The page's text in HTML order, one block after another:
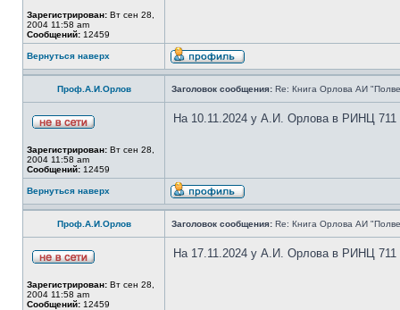
Зарегистрирован: Вт сен 28,
2004 11:58 am
Сообщений: 12459
Вернуться наверх
Проф.А.И.Орлов Заголовок сообщения: Re: Книга Орлова АИ
Зарегистрирован: Вт сен 28,
2004 11:58 am
Сообщений: 12459
На 10.11.2024 у А.И. Орлова в РИНЦ 711
Вернуться наверх
Проф.А.И.Орлов Заголовок сообщения: Re: Книга Орлова АИ
Зарегистрирован: Вт сен 28,
2004 11:58 am
Сообщений: 12459
На 17.11.2024 у А.И. Орлова в РИНЦ 711